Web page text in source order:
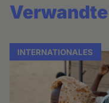
INTERNATIONALES